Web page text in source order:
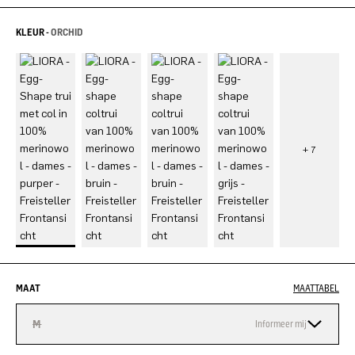
KLEUR -ORCHID
MAAT MAATTABEL
M Informeer mij